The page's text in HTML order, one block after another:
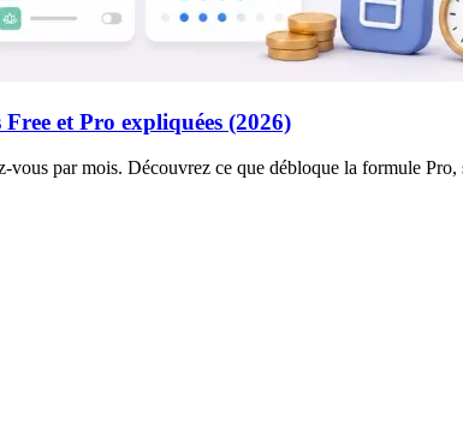
et Pro expliquées (2026)
vous par mois. Découvrez ce que débloque la formule